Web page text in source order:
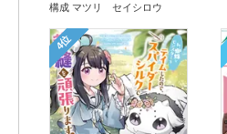
構成 マツリ セイシロウ
4位